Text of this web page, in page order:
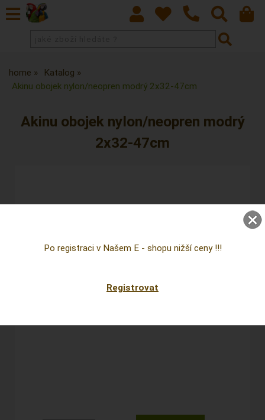
home
Katalog
Akinu obojek nylon/neopren modrý 2x32-47cm
Akinu obojek nylon/neopren modrý
2x32-47cm
Po registraci v Našem E - shopu nižší ceny !!!
Registrovat